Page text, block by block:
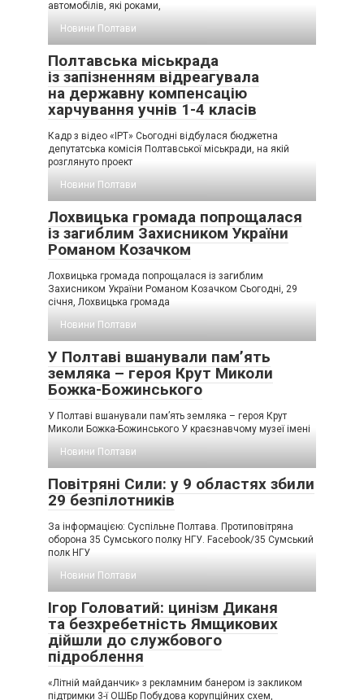
автомобілів, які роками,
Новини Полтави
Полтавська міськрада
із запізненням відреагувала
на державну компенсацію
харчування учнів 1-4 класів
Кадр з відео «ІРТ» Сьогодні відбулася бюджетна
депутатська комісія Полтавської міськради, на якій
розглянуто проект
Новини Полтави
Лохвицька громада попрощалася
із загиблим Захисником України
Романом Козачком
Лохвицька громада попрощалася із загиблим
Захисником України Романом Козачком Сьогодні, 29
січня, Лохвицька громада
Новини Полтави
У Полтаві вшанували пам’ять
земляка – героя Крут Миколи
Божка-Божинського
У Полтаві вшанували пам’ять земляка – героя Крут
Миколи Божка-Божинського У краєзнавчому музеї імені
Новини Полтави
Повітряні Сили: у 9 областях збили
29 безпілотників
За інформацією: Суспільне Полтава. Протиповітряна
оборона 35 Сумського полку НГУ. Facebook/35 Сумський
полк НГУ
Новини Полтави
Ігор Головатий: цинізм Диканя
та безхребетність Ямщикових
дійшли до службового
підроблення
«Літній майданчик» з рекламним банером із закликом
підтримки 3-ї ОШБр Побудова корупційних схем,